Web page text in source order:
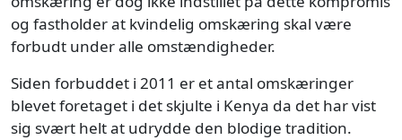
og fastholder at kvindelig omskæring skal være
forbudt under alle omstændigheder.
Siden forbuddet i 2011 er et antal omskæringer
blevet foretaget i det skjulte i Kenya da det har vist
sig svært helt at udrydde den blodige tradition.